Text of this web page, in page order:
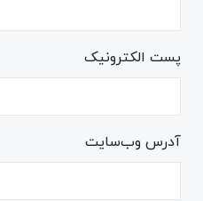
پست الکترونیک
آدرس وب‌سایت